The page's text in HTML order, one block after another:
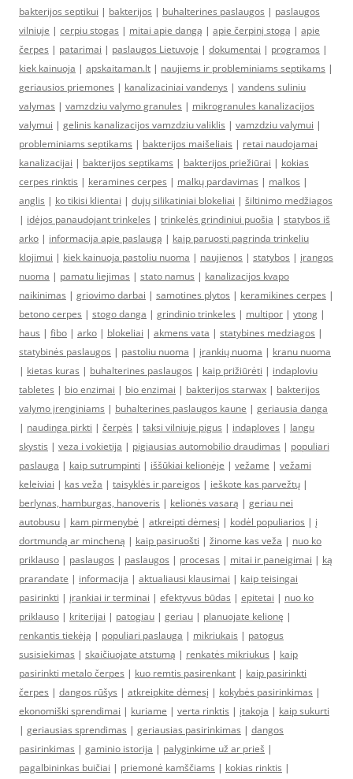
bakterijos septikui | bakterijos | buhalterines paslaugos | paslaugos
vilniuje | cerpiu stogas | mitai apie dangą | apie čerpinį stogą | apie
čerpes | patarimai | paslaugos Lietuvoje | dokumentai | programos |
kiek kainuoja | apskaitaman.lt | naujiems ir probleminiams septikams |
geriausios priemones | kanalizaciniai vandenys | vandens suliniu
valymas | vamzdziu valymo granules | mikrogranules kanalizacijos
valymui | gelinis kanalizacijos vamzdziu valiklis | vamzdziu valymui |
probleminiams septikams | bakterijos maišeliais | retai naudojamai
kanalizacijai | bakterijos septikams | bakterijos priežiūrai | kokias
cerpes rinktis | keramines cerpes | malkų pardavimas | malkos |
anglis | ko tikisi klientai | dujų silikatiniai blokeliai | šiltinimo medžiagos
| idėjos panaudojant trinkeles | trinkelės grindiniui puošia | statybos iš
arko | informacija apie paslaugą | kaip paruosti pagrinda trinkeliu
klojimui | kiek kainuoja pastoliu nuoma | naujienos | statybos | įrangos
nuoma | pamatu liejimas | stato namus | kanalizacijos kvapo
naikinimas | griovimo darbai | samotines plytos | keramikines cerpes |
betono cerpes | stogo danga | grindinio trinkeles | multipor | ytong |
haus | fibo | arko | blokeliai | akmens vata | statybines medziagos |
statybinės paslaugos | pastoliu nuoma | įrankių nuoma | kranu nuoma
| kietas kuras | buhalterines paslaugos | kaip prižiūrėti | indaploviu
tabletes | bio enzimai | bio enzimai | bakterijos starwax | bakterijos
valymo įrenginiams | buhalterines paslaugos kaune | geriausia danga
| naudinga pirkti | čerpės | taksi vilniuje pigus | indaploves | langu
skystis | veza i vokietija | pigiausias automobilio draudimas | populiari
paslauga | kaip sutrumpinti | iššūkiai kelionėje | vežame | vežami
keleiviai | kas veža | taisyklės ir pareigos | ieškote kas parvežtų |
berlynas, hamburgas, hanoveris | kelionės vasarą | geriau nei
autobusu | kam pirmenybė | atkreipti dėmesį | kodėl populiarios | į
dortmundą ar mincheną | kaip pasiruošti | žinome kas veža | nuo ko
priklauso | paslaugos | paslaugos | procesas | mitai ir paneigimai | ką
prarandate | informacija | aktualiausi klausimai | kaip teisingai
pasirinkti | įrankiai ir terminai | efektyvus būdas | epitetai | nuo ko
priklauso | kriterijai | patogiau | geriau | planuojate kelionę |
renkantis tiekėją | populiari paslauga | mikriukais | patogus
susisiekimas | skaičiuojate atstumą | renkatės mikriukus | kaip
pasirinkti metalo čerpes | kuo remtis pasirenkant | kaip pasirinkti
čerpes | dangos rūšys | atkreipkite dėmesį | kokybės pasirinkimas |
ekonomiški sprendimai | kuriame | verta rinktis | įtakoja | kaip sukurti
| geriausias sprendimas | geriausias pasirinkimas | dangos
pasirinkimas | gaminio istorija | palyginkime už ar prieš |
pagalbininkas buičiai | priemonė kamščiams | kokias rinktis |